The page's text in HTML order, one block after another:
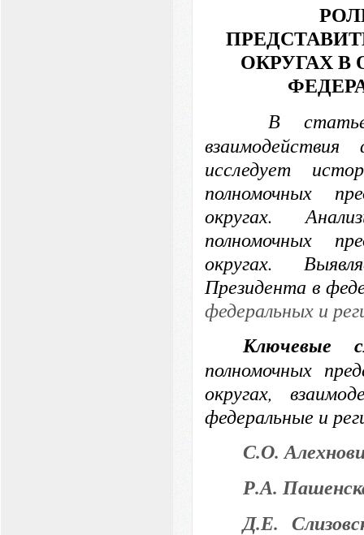
ОКРУГАХ
В
исследует
полномочных
округах.
полномочных
округах.
Президента в
федеральных и
Ключевые
полномочных
округах,
федеральные и
С.О.
Р.А.
Д.Е.